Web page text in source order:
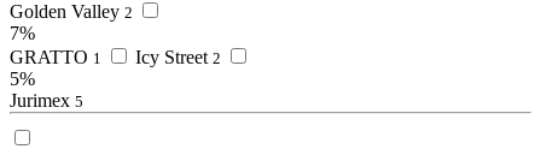
Golden Valley 2
7%
GRATTO 1 Icy Street 2
5%
Jurimex 5